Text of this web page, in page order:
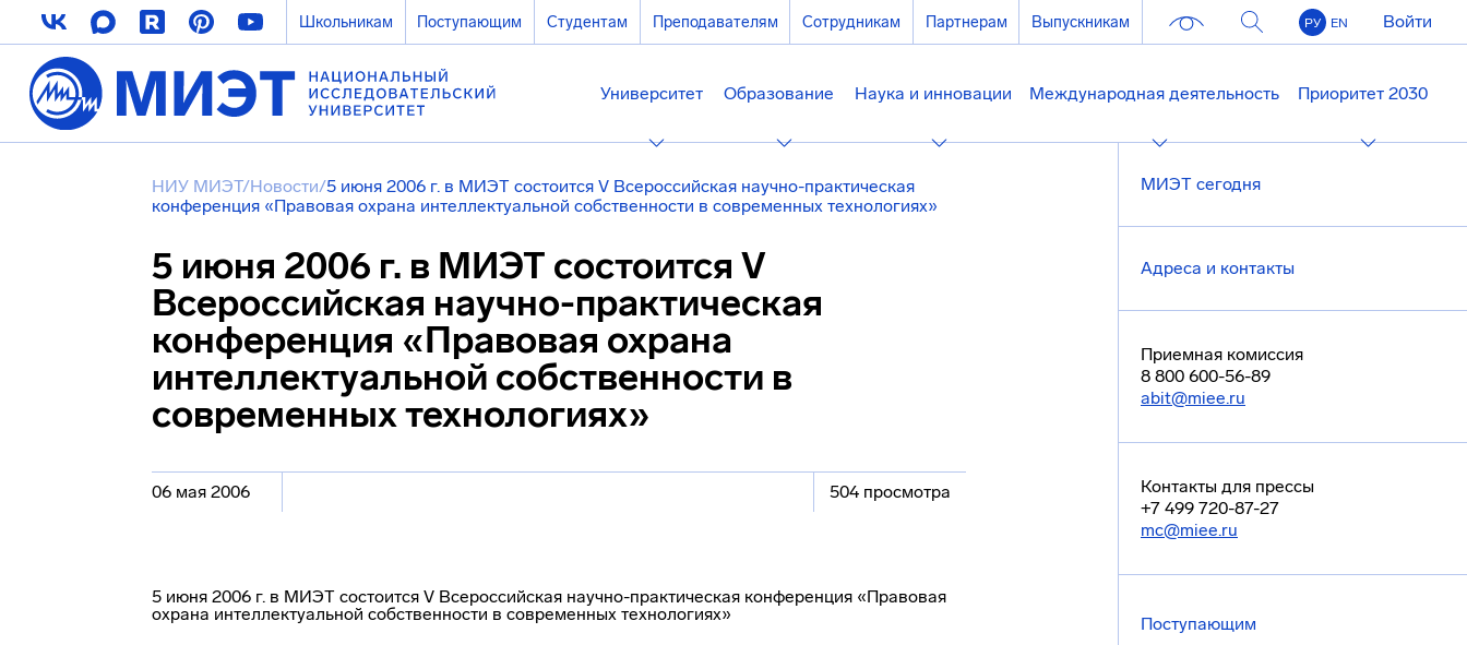
Школьникам Поступающим Студентам Преподавателям Сотрудникам Партнерам Выпускникам РУ EN Войти
Университет Образование Наука и инновации Международная деятельность Приоритет 2030
НИУ МИЭТ/Новости/5 июня 2006 г. в МИЭТ состоится V Всероссийская научно-практическая
конференция «Правовая охрана интеллектуальной собственности в современных технологиях»
5 июня 2006 г. в МИЭТ состоится V
Всероссийская научно-практическая
конференция «Правовая охрана
интеллектуальной собственности в
современных технологиях»
06 мая 2006 504 просмотра
5 июня 2006 г. в МИЭТ состоится V Всероссийская научно-практическая конференция «Правовая
охрана интеллектуальной собственности в современных технологиях»
МИЭТ сегодня
Адреса и контакты
Приемная комиссия
8 800 600-56-89
abit@miee.ru
Контакты для прессы
+7 499 720-87-27
mc@miee.ru
Поступающим